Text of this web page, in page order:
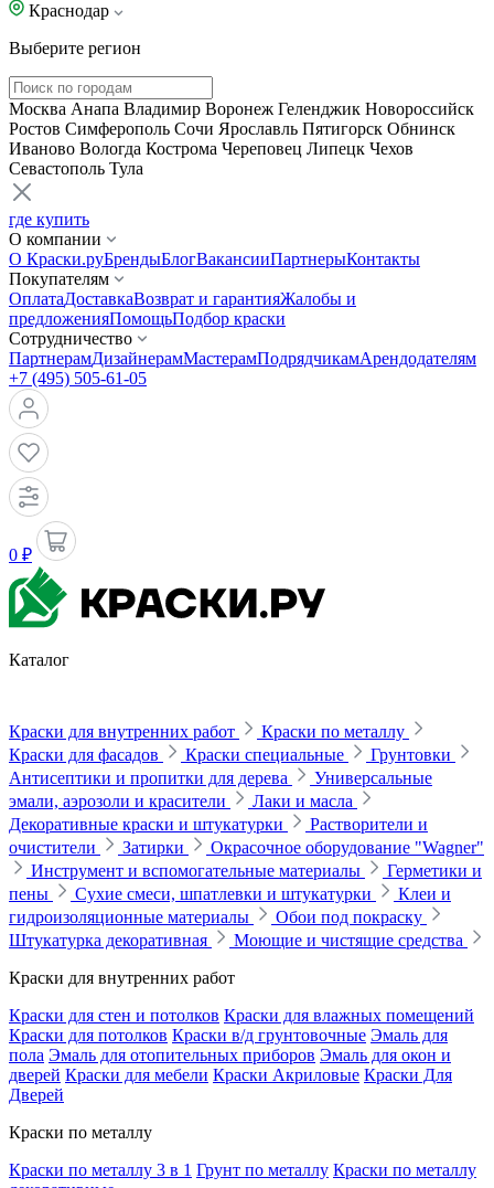
Краснодар
Выберите регион
Москва Анапа Владимир Воронеж Геленджик Новороссийск
Ростов Симферополь Сочи Ярославль Пятигорск Обнинск
Иваново Вологда Кострома Череповец Липецк Чехов
Севастополь Тула
где купить
О компании
О Краски.руБрендыБлогВакансииПартнерыКонтакты
Покупателям
ОплатаДоставкаВозврат и гарантияЖалобы и
предложенияПомощьПодбор краски
Сотрудничество
ПартнерамДизайнерамМастерамПодрядчикамАрендодателям
+7 (495) 505-61-05
0 ₽
Каталог
Краски для внутренних работ
Краски по металлу
Краски для фасадов
Краски специальные
Грунтовки
Антисептики и пропитки для дерева
Универсальные
эмали, аэрозоли и красители
Лаки и масла
Декоративные краски и штукатурки
Растворители и
очистители
Затирки
Окрасочное оборудование "Wagner"
Инструмент и вспомогательные материалы
Герметики и
пены
Сухие смеси, шпатлевки и штукатурки
Клеи и
гидроизоляционные материалы
Обои под покраску
Штукатурка декоративная
Моющие и чистящие средства
Краски для внутренних работ
Краски для стен и потолков Краски для влажных помещений
Краски для потолков Краски в/д грунтовочные Эмаль для
пола Эмаль для отопительных приборов Эмаль для окон и
дверей Краски для мебели Краски Акриловые Краски Для
Дверей
Краски по металлу
Краски по металлу 3 в 1 Грунт по металлу Краски по металлу